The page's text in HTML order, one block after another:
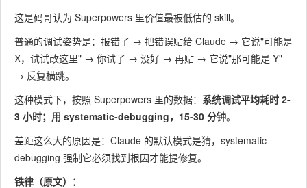
这是码哥认为 Superpowers 里价值最被低估的 skill。
普通的调试姿势是：报错了 → 把错误贴给 Claude → 它说"可能是
X，试试改这里" → 你试了 → 没好 → 再贴 → 它说"那可能是 Y"
→ 反复横跳。
这种模式下，按照 Superpowers 里的数据： 系统调试平均耗时 2-
3 小时；用 systematic-debugging，15-30 分钟。
差距这么大的原因是：Claude 的默认模式是猜，systematic-
debugging 强制它必须找到根因才能提修复。
铁律（原文）：